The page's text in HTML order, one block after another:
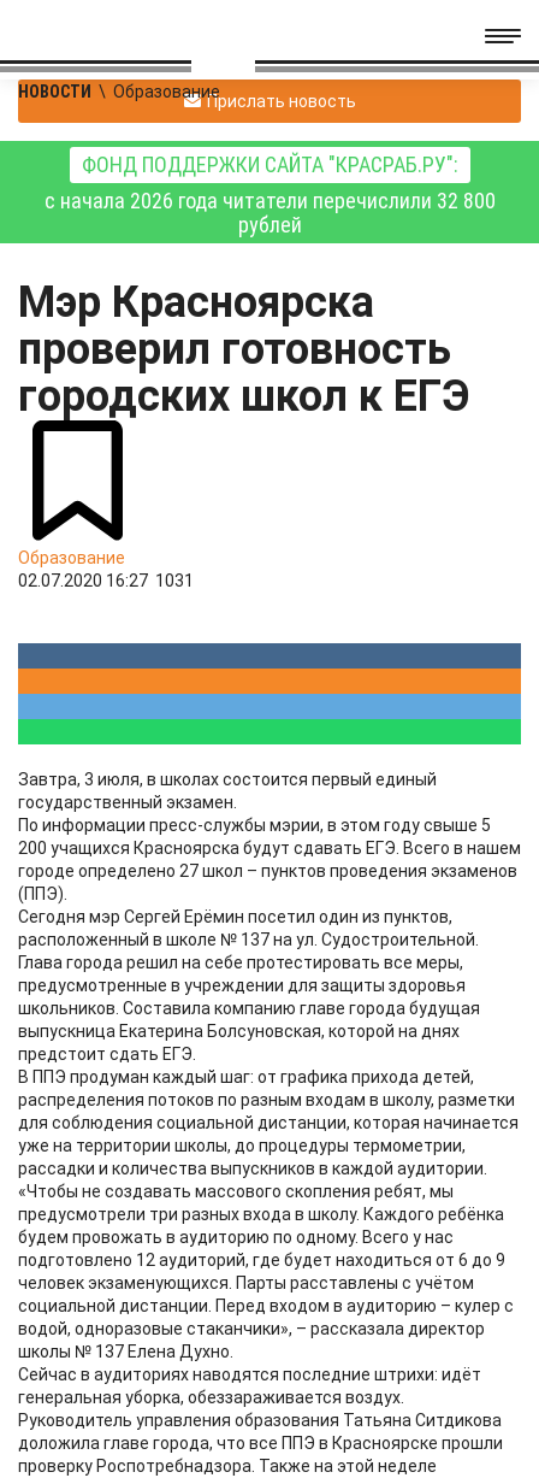
НОВОСТИ \ ОбразованиеПрислать новость
ФОНД ПОДДЕРЖКИ САЙТА "КРАСРАБ.РУ":
с начала 2026 года читатели перечислили 32 800
рублей
Мэр Красноярска
проверил готовность
городских школ к ЕГЭ
Образование
02.07.2020 16:27 1031
Завтра, 3 июля, в школах состоится первый единый
государственный экзамен.
По информации пресс-службы мэрии, в этом году свыше 5
200 учащихся Красноярска будут сдавать ЕГЭ. Всего в нашем
городе определено 27 школ – пунктов проведения экзаменов
(ППЭ).
Сегодня мэр Сергей Ерёмин посетил один из пунктов,
расположенный в школе № 137 на ул. Судостроительной.
Глава города решил на себе протестировать все меры,
предусмотренные в учреждении для защиты здоровья
школьников. Составила компанию главе города будущая
выпускница Екатерина Болсуновская, которой на днях
предстоит сдать ЕГЭ.
В ППЭ продуман каждый шаг: от графика прихода детей,
распределения потоков по разным входам в школу, разметки
для соблюдения социальной дистанции, которая начинается
уже на территории школы, до процедуры термометрии,
рассадки и количества выпускников в каждой аудитории.
«Чтобы не создавать массового скопления ребят, мы
предусмотрели три разных входа в школу. Каждого ребёнка
будем провожать в аудиторию по одному. Всего у нас
подготовлено 12 аудиторий, где будет находиться от 6 до 9
человек экзаменующихся. Парты расставлены с учётом
социальной дистанции. Перед входом в аудиторию – кулер с
водой, одноразовые стаканчики», – рассказала директор
школы № 137 Елена Духно.
Сейчас в аудиториях наводятся последние штрихи: идёт
генеральная уборка, обеззараживается воздух.
Руководитель управления образования Татьяна Ситдикова
доложила главе города, что все ППЭ в Красноярске прошли
проверку Роспотребнадзора. Также на этой неделе